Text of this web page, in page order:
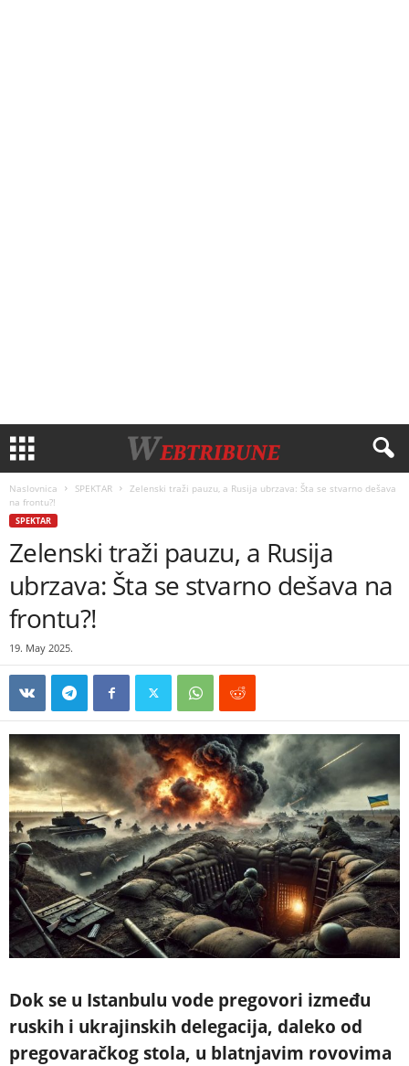
Naslovnica SPEKTAR
Zelenski traži pauzu, a Rusija ubrzava: Šta se stvarno dešava
na frontu?!
SPEKTAR
Zelenski traži pauzu, a Rusija
ubrzava: Šta se stvarno dešava na
frontu?!
19. May 2025.
Dok se u Istanbulu vode pregovori između
ruskih i ukrajinskih delegacija, daleko od
pregovaračkog stola, u blatnjavim rovovima